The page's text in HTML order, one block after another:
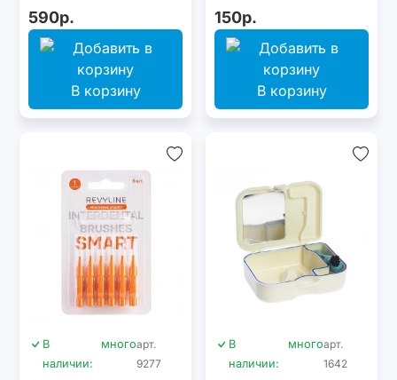
590р.
В корзину
150р.
В корзину
В
наличии:
многоарт.
9277
В
наличии:
многоарт.
1642